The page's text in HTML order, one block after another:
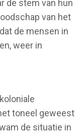
de stem van hun
van het
de mensen in
weer in
toneel geweest
de situatie in